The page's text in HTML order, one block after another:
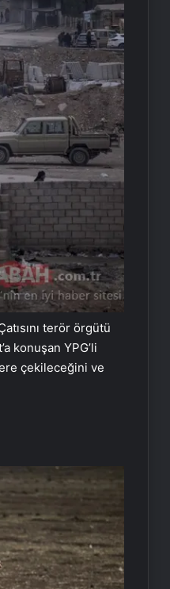
terör örgütü
konuşan YPG’li
çekileceğini ve